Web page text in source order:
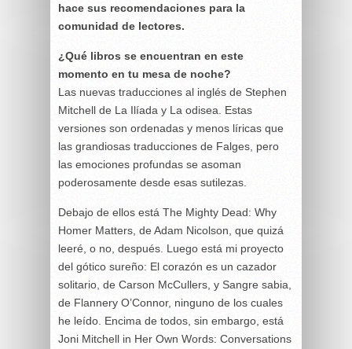
hace sus recomendaciones para la
comunidad de lectores.
¿Qué libros se encuentran en este
momento en tu mesa de noche?
Las nuevas traducciones al inglés de Stephen
Mitchell de La Ilíada y La odisea. Estas
versiones son ordenadas y menos líricas que
las grandiosas traducciones de Falges, pero
las emociones profundas se asoman
poderosamente desde esas sutilezas.
Debajo de ellos está The Mighty Dead: Why
Homer Matters, de Adam Nicolson, que quizá
leeré, o no, después. Luego está mi proyecto
del gótico sureño: El corazón es un cazador
solitario, de Carson McCullers, y Sangre sabia,
de Flannery O’Connor, ninguno de los cuales
he leído. Encima de todos, sin embargo, está
Joni Mitchell in Her Own Words: Conversations